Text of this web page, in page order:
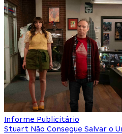
Informe Publicitário
Stuart Não Consegue Salvar o